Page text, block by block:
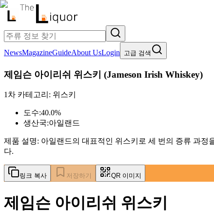
NewsMagazineGuideAbout UsLogin 고급 검색
제임슨 아이리쉬 위스키 (Jameson Irish Whiskey)
1차 카테고리: 위스키
도수:40.0%
생산국:아일랜드
제품 설명: 아일랜드의 대표적인 위스키로 세 번의 증류 과정
다.
링크 복사 저장하기 QR 이미지
제임슨 아이리쉬 위스키